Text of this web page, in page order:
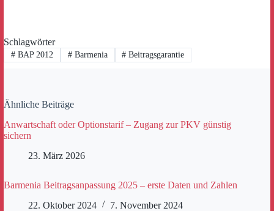
Schlagwörter
#BAP 2012 #Barmenia # Beitragsgarantie
Ähnliche Beiträge
Anwartschaft oder Optionstarif – Zugang zur PKV günstig
sichern
23. März 2026
Barmenia Beitragsanpassung 2025 – erste Daten und Zahlen
22. Oktober 2024
7. November 2024